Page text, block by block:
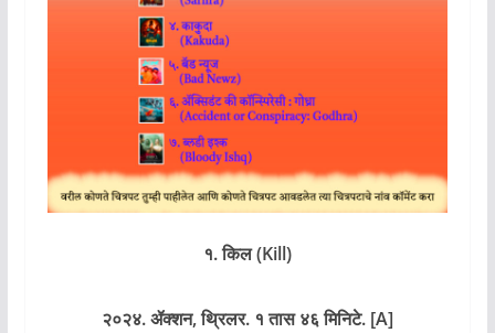
१. किल (Kill)
२०२४. ॲक्शन, थ्रिलर. १ तास ४६ मिनिटे. [A]